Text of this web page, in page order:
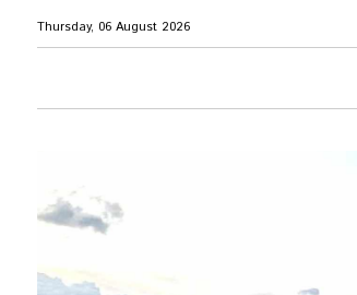
Thursday, 06 August 2026